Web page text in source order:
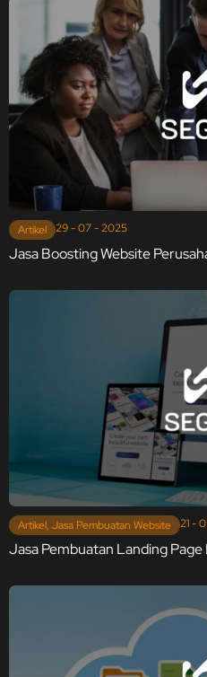
Artikel 29 - 07 - 2025
Jasa Boosting Website
Artikel, Jasa Pembuatan Website 21 -
Jasa Pembuatan Landing